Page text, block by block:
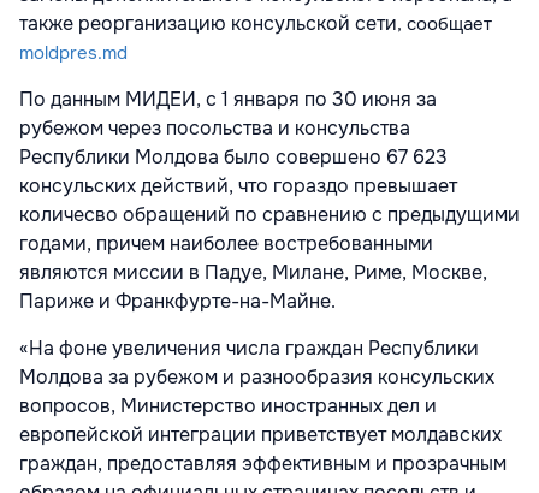
также реорганизацию консульской сети, сообщает
moldpres.md
По данным МИДЕИ, с 1 января по 30 июня за
рубежом через посольства и консульства
Республики Молдова было совершено 67 623
консульских действий, что гораздо превышает
количесво обращений по сравнению с предыдущими
годами, причем наиболее востребованными
являются миссии в Падуе, Милане, Риме, Москве,
Париже и Франкфурте-на-Майне.
«На фоне увеличения числа граждан Республики
Молдова за рубежом и разнообразия консульских
вопросов, Министерство иностранных дел и
европейской интеграции приветствует молдавских
граждан, предоставляя эффективным и прозрачным